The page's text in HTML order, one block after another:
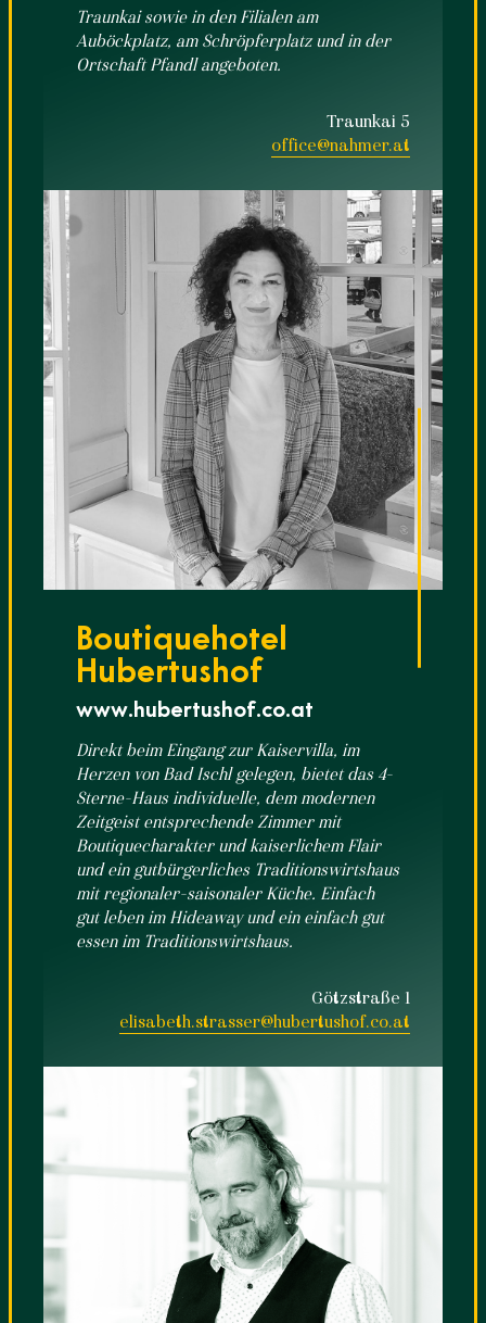
Traunkai sowie in den Filialen am
Auböckplatz, am Schröpferplatz und in der
Ortschaft Pfandl angeboten.
Traunkai 5
office@nahmer.at
Boutiquehotel
Hubertushof
www.hubertushof.co.at
Direkt beim Eingang zur Kaiservilla, im
Herzen von Bad Ischl gelegen, bietet das 4-
Sterne-Haus individuelle, dem modernen
Zeitgeist entsprechende Zimmer mit
Boutiquecharakter und kaiserlichem Flair
und ein gutbürgerliches Traditionswirtshaus
mit regionaler-saisonaler Küche. Einfach
gut leben im Hideaway und ein einfach gut
essen im Traditionswirtshaus.
Götzstraße 1
elisabeth.strasser@hubertushof.co.at